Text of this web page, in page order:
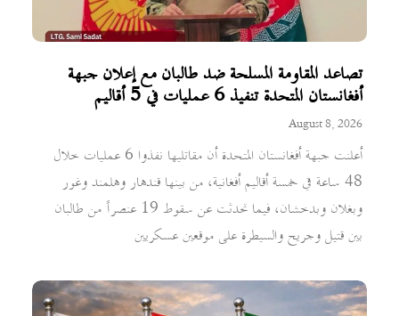
تصاعد المقاومة المسلحة ضد طالبان مع إعلان جبهة
أفغانستان المتحدة تنفيذ 6 عمليات في 5 أقاليم
August 8, 2026
أعلنت جبهة أفغانستان المتحدة أن مقاتليها نفذوا 6 عمليات خلال
48 ساعة في خمسة أقاليم أفغانية، من بينها قندهار وهلمند وغور
وبغلان وبدخشان، فيما تحدثت عن سقوط 19 عنصراً من طالبان
بين قتيل وجريح والسيطرة على موقعين عسكريين